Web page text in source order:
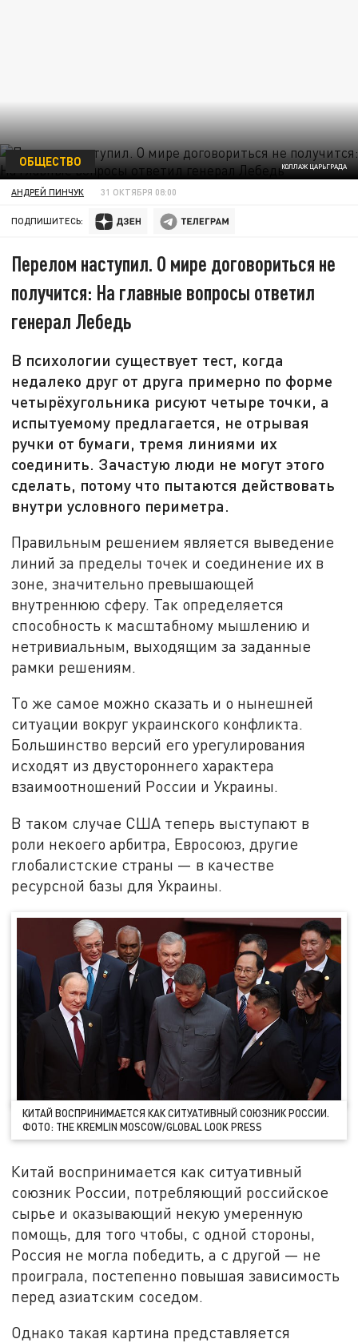
КОЛЛАЖ ЦАРЬГРАДА
ОБЩЕСТВО
АНДРЕЙ ПИНЧУК 31 ОКТЯБРЯ 08:00
ПОДПИШИТЕСЬ:
Перелом наступил. О мире договориться не
получится: На главные вопросы ответил
генерал Лебедь
В психологии существует тест, когда
недалеко друг от друга примерно по форме
четырёхугольника рисуют четыре точки, а
испытуемому предлагается, не отрывая
ручки от бумаги, тремя линиями их
соединить. Зачастую люди не могут этого
сделать, потому что пытаются действовать
внутри условного периметра.
Правильным решением является выведение
линий за пределы точек и соединение их в
зоне, значительно превышающей
внутреннюю сферу. Так определяется
способность к масштабному мышлению и
нетривиальным, выходящим за заданные
рамки решениям.
То же самое можно сказать и о нынешней
ситуации вокруг украинского конфликта.
Большинство версий его урегулирования
исходят из двустороннего характера
взаимоотношений России и Украины.
В таком случае США теперь выступают в
роли некоего арбитра, Евросоюз, другие
глобалистские страны — в качестве
ресурсной базы для Украины.
КИТАЙ ВОСПРИНИМАЕТСЯ КАК СИТУАТИВНЫЙ СОЮЗНИК РОССИИ.
ФОТО: THE KREMLIN MOSCOW/GLOBAL LOOK PRESS
Китай воспринимается как ситуативный
союзник России, потребляющий российское
сырье и оказывающий некую умеренную
помощь, для того чтобы, с одной стороны,
Россия не могла победить, а с другой — не
проиграла, постепенно повышая зависимость
перед азиатским соседом.
Однако такая картина представляется